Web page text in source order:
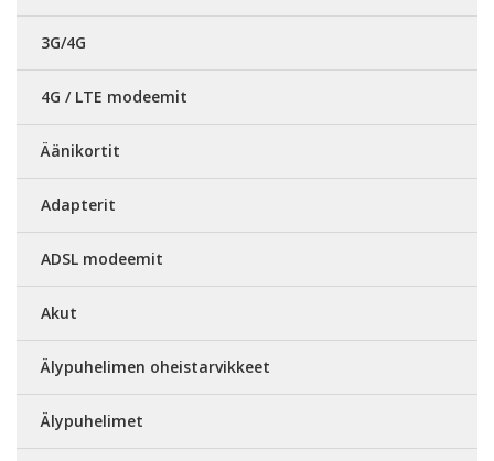
3G/4G
4G / LTE modeemit
Äänikortit
Adapterit
ADSL modeemit
Akut
Älypuhelimen oheistarvikkeet
Älypuhelimet